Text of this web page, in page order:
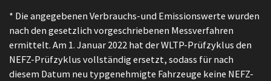
* Die angegebenen Verbrauchs-und Emissionswerte wurden
nach den gesetzlich vorgeschriebenen Messverfahren
ermittelt. Am 1. Januar 2022 hat der WLTP-Prüfzyklus den
NEFZ-Prüfzyklus vollständig ersetzt, sodass für nach
diesem Datum neu typgenehmigte Fahrzeuge keine NEFZ-